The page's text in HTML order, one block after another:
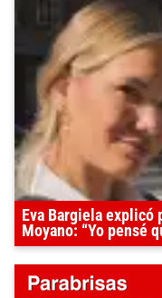
Eva Bargiela explicó
Moyano: “Yo pensé